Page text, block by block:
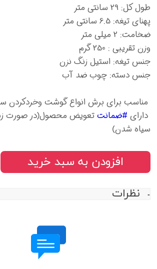
طول کل: 29 سانتی متر
پهنای تیغه: 6.5 سانتی متر
ضخامت: 2 میلی متر
وزن تقریبی : 250 گرم
جنس تیغه: استیل زنگ نزن
جنس دسته: چوب ضد آب
مناسب برای برش انواع گوشت وخردکردن
دارای #ضمانتتعویض محصول(در صورت
سیاه شدن)
افزودن به سبد خرید
نظرات